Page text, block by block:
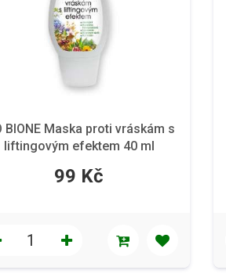
BIONE Maska proti vráskám s
liftingovým efektem 40 ml
99 Kč